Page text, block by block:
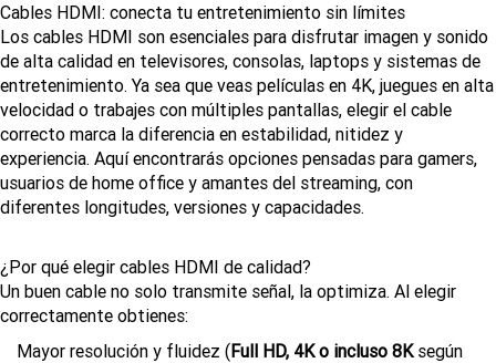
Cables HDMI: conecta tu entretenimiento sin límites
Los cables HDMI son esenciales para disfrutar imagen y sonido
de alta calidad en televisores, consolas, laptops y sistemas de
entretenimiento. Ya sea que veas películas en 4K, juegues en alta
velocidad o trabajes con múltiples pantallas, elegir el cable
correcto marca la diferencia en estabilidad, nitidez y
experiencia. Aquí encontrarás opciones pensadas para gamers,
usuarios de home office y amantes del streaming, con
diferentes longitudes, versiones y capacidades.
¿Por qué elegir cables HDMI de calidad?
Un buen cable no solo transmite señal, la optimiza. Al elegir
correctamente obtienes:
Mayor resolución y fluidez (Full HD, 4K o incluso 8Ksegún